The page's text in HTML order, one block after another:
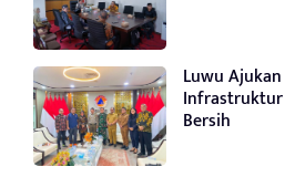
Luwu
Infrastruktur
Bersih